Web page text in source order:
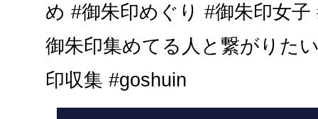
め #御朱印めぐり #御朱印女
御朱印集めてる人と繋がりた
印収集 #goshuin